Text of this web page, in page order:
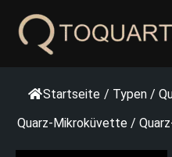
Inhalt
springen
Startseite / Typen /
Quarz-Mikroküvette /